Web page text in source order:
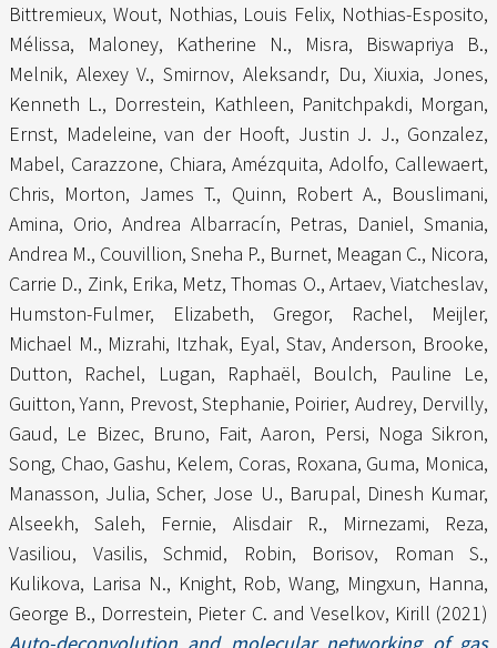
Bittremieux, Wout, Nothias, Louis Felix, Nothias-Esposito,
Mélissa, Maloney, Katherine N., Misra, Biswapriya B.,
Melnik, Alexey V.,Smirnov, Aleksandr, Du, Xiuxia, Jones,
Kenneth L., Dorrestein, Kathleen, Panitchpakdi, Morgan,
Ernst, Madeleine, van der Hooft, Justin J. J., Gonzalez,
Mabel, Carazzone, Chiara,Amézquita, Adolfo, Callewaert,
Chris, Morton, James T., Quinn, Robert A., Bouslimani,
Amina, Orio, Andrea Albarracín, Petras, Daniel,Smania,
Andrea M., Couvillion, Sneha P., Burnet, Meagan C., Nicora,
Carrie D., Zink, Erika, Metz, Thomas O., Artaev, Viatcheslav,
Humston-Fulmer, Elizabeth, Gregor, Rachel, Meijler,
Michael M., Mizrahi, Itzhak, Eyal, Stav,Anderson, Brooke,
Dutton, Rachel, Lugan, Raphaël, Boulch, Pauline Le,
Guitton, Yann, Prevost, Stephanie, Poirier, Audrey, Dervilly,
Gaud, Le Bizec, Bruno, Fait, Aaron, Persi, Noga Sikron,
Song, Chao, Gashu, Kelem, Coras, Roxana, Guma, Monica,
Manasson, Julia,Scher, Jose U., Barupal, Dinesh Kumar,
Alseekh, Saleh, Fernie, Alisdair R., Mirnezami, Reza,
Vasiliou, Vasilis, Schmid, Robin, Borisov, Roman S.,
Kulikova, Larisa N., Knight, Rob,Wang, Mingxun, Hanna,
George B., Dorrestein, Pieter C. and Veselkov, Kirill (2021)